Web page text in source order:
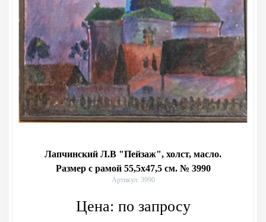
Лапчинский Л.В "Пейзаж", холст, масло.
Размер с рамой 55,5х47,5 см. № 3990
Артикул: 3990
Цена: по запросу